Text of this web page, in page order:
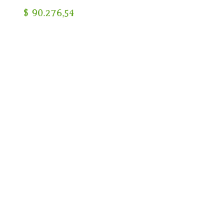
$ 90.276,54